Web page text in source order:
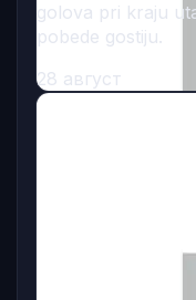
golova pri kraju
pobede gostiju.
28 август